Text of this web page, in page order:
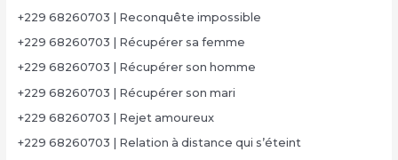
+229 68260703 | Reconquête impossible
+229 68260703 | Récupérer sa femme
+229 68260703 | Récupérer son homme
+229 68260703 | Récupérer son mari
+229 68260703 | Rejet amoureux
+229 68260703 | Relation à distance qui s’éteint